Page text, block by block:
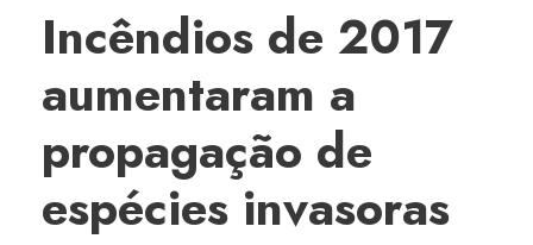
Incêndios de 2017
aumentaram a
propagação de
espécies invasoras